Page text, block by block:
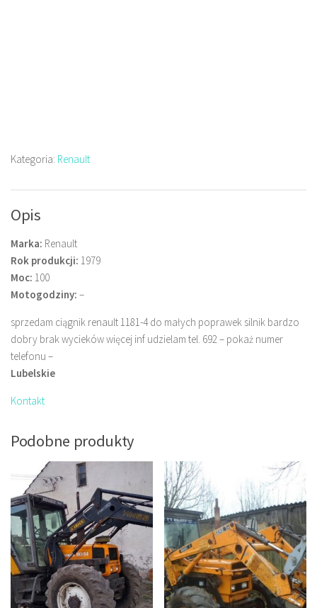
Kategoria: Renault
Opis
Marka: Renault
Rok produkcji: 1979
Moc: 100
Motogodziny: –
sprzedam ciągnik renault 1181-4 do małych poprawek silnik bardzo
dobry brak wycieków więcej inf udzielam tel. 692 – pokaż numer
telefonu –
Lubelskie
Kontakt
Podobne produkty